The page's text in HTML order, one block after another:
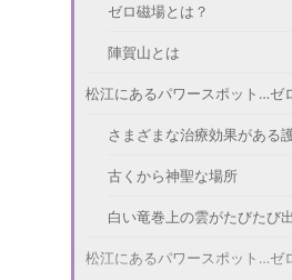
ゼロ磁場とは？
陣賀山とは
松江にあるパワースポット…ゼ
さまざまな治療効果がある
古くから神聖な場所
白い竜巻上の雲がたびたび
松江にあるパワースポット…ゼ